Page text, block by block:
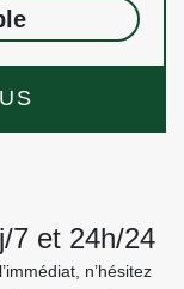
7 et 24h/24
n’hésitez